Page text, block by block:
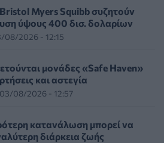
οποίους η διατροφή πρέπει να
διαιτολόγο
- 18:59
στους πυρόπληκτους της
τον ΕΕΣ
- 18:34
και οι επιπτώσεις της στην
με την κοινωνική
Myers Squibb συζητούν
ύψους 400 δισ. δολαρίων
08/2026 - 12:15
μονάδες «Safe Haven»
και αστεγία
03/08/2026 - 12:57
κατανάλωση μπορεί να
διάρκεια ζωής